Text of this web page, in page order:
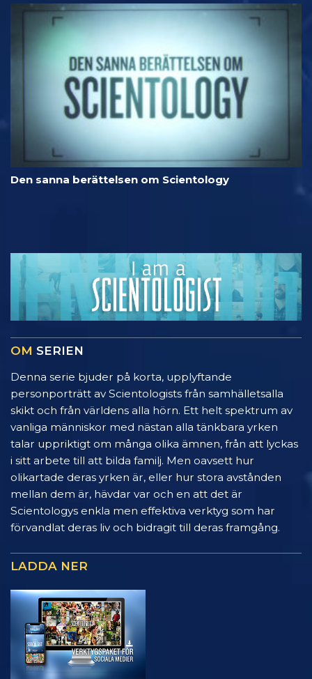
Den sanna berättelsen om Scientology
OM SERIEN
Denna serie bjuder på korta, upplyftande
personporträtt av Scientologists från samhälletsalla
skikt och från världens alla hörn. Ett helt spektrum av
vanliga människor med nästan alla tänkbara yrken
talar uppriktigt om många olika ämnen, från att lyckas
i sitt arbete till att bilda familj. Men oavsett hur
olikartade deras yrken är, eller hur stora avstånden
mellan dem är, hävdar var och en att det är
Scientologys enkla men effektiva verktyg som har
förvandlat deras liv och bidragit till deras framgång.
LADDA NER